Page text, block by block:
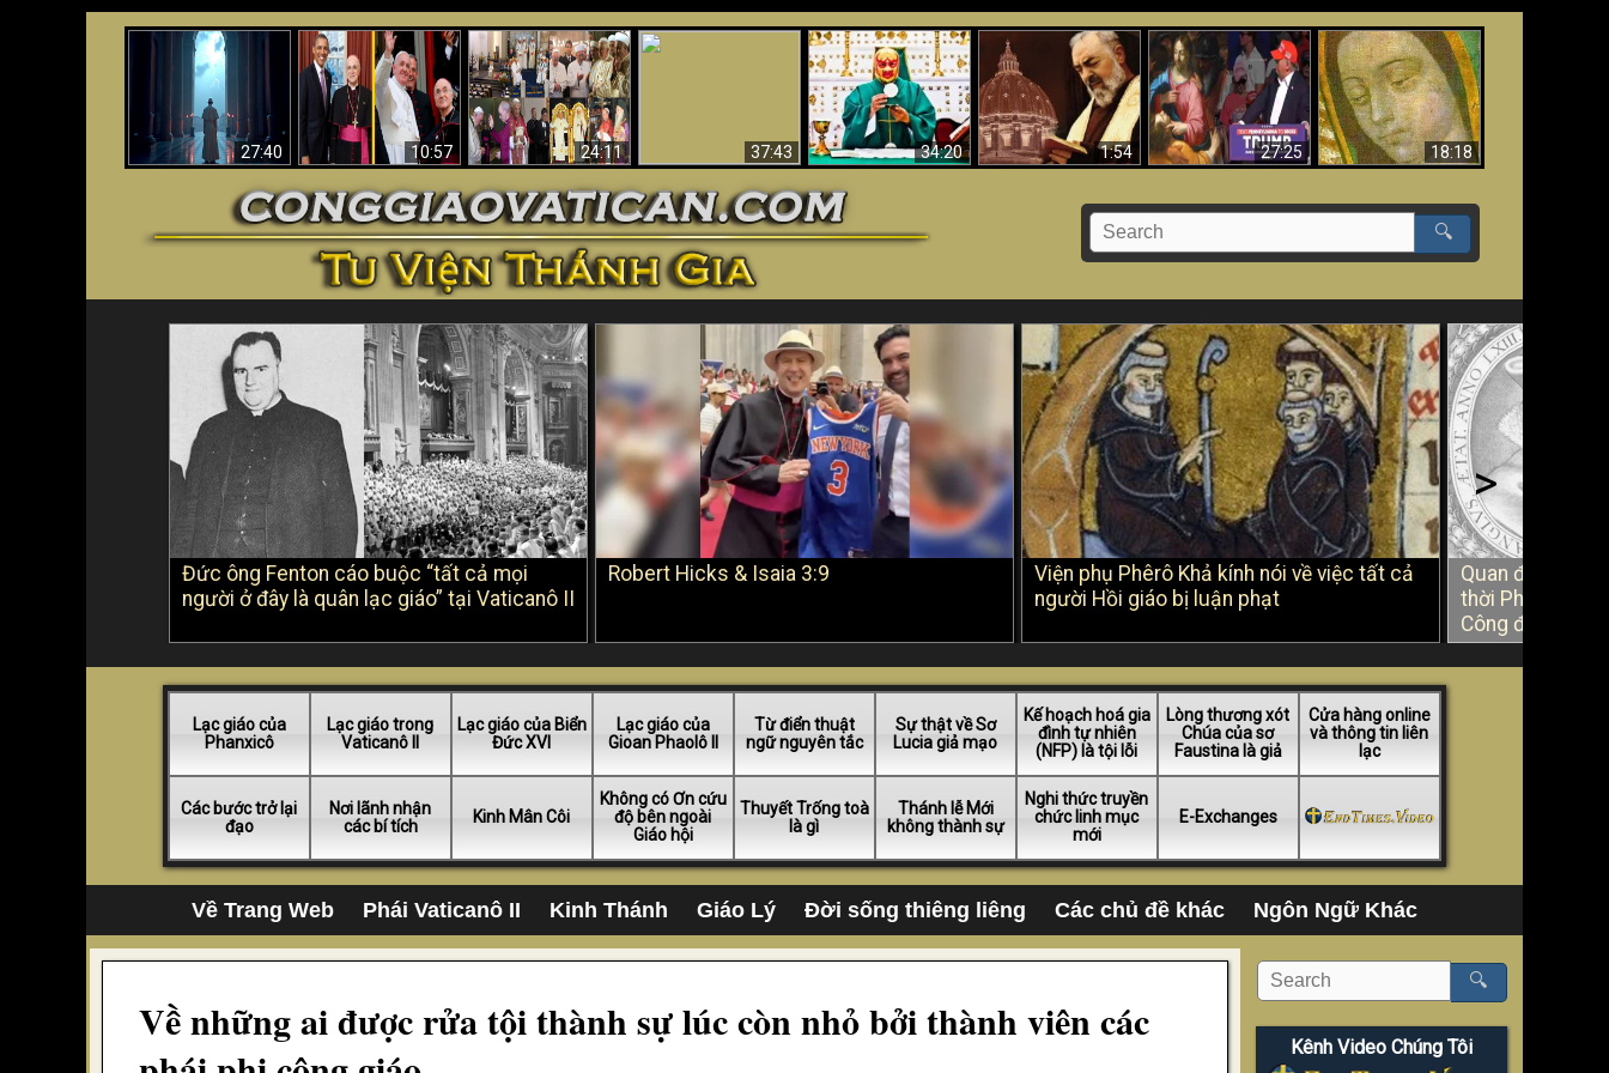
27:40
Về việc Phanxicô qua
đời, việc đánh mất
đức tin & bức tranh
lớn hơn
10:57
Viganò nói Phanxicô
là một “Giáo hoàng
không Công giáo”
(Phân tích)
24:11
Vaticanô II là một tôn
giáo mới (Bằng
chứng trực quan)
37:43
34:20
Tại sao Thánh lễ Mới
và Nghi thức Truyền
chức Mới là không
thành sự
1:54
Padre Pio: “Satan” sẽ
“đến và cai trị một
Giáo hội giả”
27:25
Tại sao Thiên Chúa
cứu ông Trump - Dấu
hiệu Kinh thánh đáng
báo động cho nước
Mỹ
18:18
Bức tranh Đức Mẹ
Guadalupe mầu
nhiệm
🔍
Đức ông Fenton cáo buộc “tất cả mọi
người ở đây là quân lạc giáo” tại Vaticanô II
Robert Hicks & Isaia 3:9
Viện phụ Phêrô Khả kính nói về việc tất cả
người Hồi giáo bị luận phạt
Quan điểm của
thời Phản Cải
Công đồng
>
Lạc giáo của
Phanxicô
Lạc giáo trong
Vaticanô II
Lạc giáo của Biển
Đức XVI
Lạc giáo của
Gioan Phaolô II
Từ điển thuật
ngữ nguyên tắc
Sự thật về Sơ
Lucia giả mạo
Kế hoạch hoá gia
đình tự nhiên
(NFP) là tội lỗi
Lòng thương xót
Chúa của sơ
Faustina là giả
Cửa hàng online
và thông tin liên
lạc
Các bước trở lại
đạo
Nơi lãnh nhận
các bí tích
Kinh Mân Côi
Không có Ơn cứu
độ bên ngoài
Giáo hội
Thuyết Trống toà
là gì
Thánh lễ Mới
không thành sự
Nghi thức truyền
chức linh mục
mới
E-Exchanges
Về Trang Web Phái Vaticanô II Kinh Thánh Giáo Lý Đời sống thiêng liêng Các chủ đề khác Ngôn Ngữ Khác
Về những ai được rửa tội thành sự lúc còn nhỏ bởi thành viên các
🔍
Kênh Video Chúng Tôi